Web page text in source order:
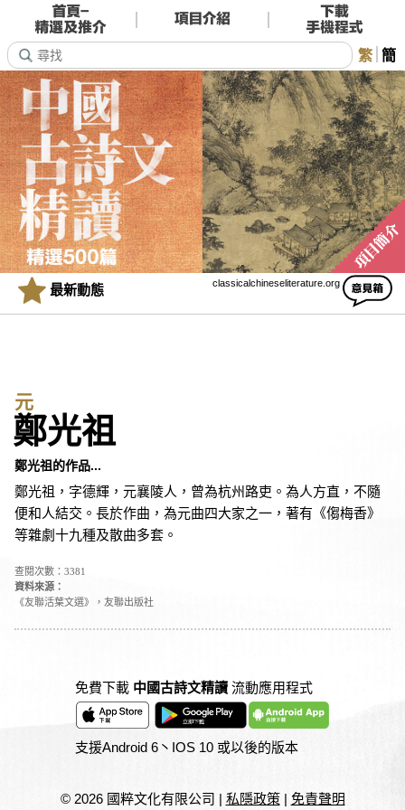
繁 簡
classicalchineseliterature.org
最新動態
元
鄭光祖
鄭光祖的作品...
鄭光祖，字德輝，元襄陵人，曾為杭州路吏。為人方直，不隨
便和人結交。長於作曲，為元曲四大家之一，著有《㑳梅香》
等雜劇十九種及散曲多套。
查閱次數：3381
資料來源：
《友聯活葉文選》，友聯出版社
免費下載 中國古詩文精讀 流動應用程式
支援Android 6丶IOS 10 或以後的版本
© 2026 國粹文化有限公司 | 私隱政策| 免責聲明